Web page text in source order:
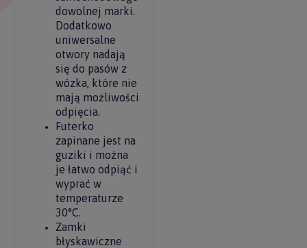
dowolnej marki.
Dodatkowo
uniwersalne
otwory nadają
się do pasów z
wózka, które nie
mają możliwości
odpięcia.
Futerko
zapinane jest na
guziki i można
je łatwo odpiąć i
wyprać w
temperaturze
30°C.
Zamki
błyskawiczne